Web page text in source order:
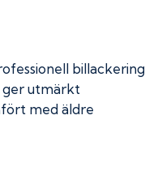
billackering
ger utmärkt
med äldre